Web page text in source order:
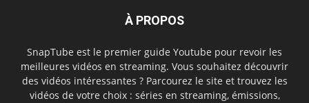
À PROPOS
SnapTube est le premier guide Youtube pour revoir les
meilleures vidéos en streaming. Vous souhaitez découvrir
des vidéos intéressantes ? Parcourez le site et trouvez les
vidéos de votre choix : séries en streaming, émissions,